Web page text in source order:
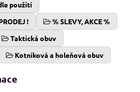
použití
!
% SLEVY, AKCE %
Taktická obuv
Kotníková a holeňová obuv